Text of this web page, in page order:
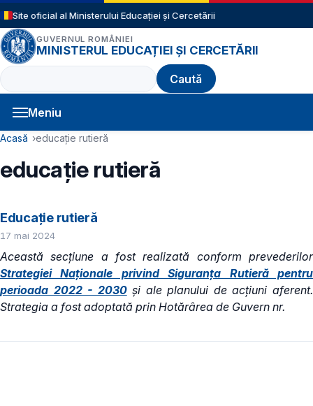
Sari la conținutul principal
Site oficial al Ministerului Educației și Cercetării
GUVERNUL ROMÂNIEI
MINISTERUL EDUCAȚIEI ȘI CERCETĂRII
Caută
Meniu
Navigație principală
Cale de navigare
Acasă educație rutieră
educație rutieră
Educație rutieră
17 mai 2024
Această secțiune a fost realizată conform prevederilor
Strategiei Naționale privind Siguranța Rutieră pentru
perioada 2022 - 2030și ale planului de acțiuni aferent.
Strategia a fost adoptată prin Hotărârea de Guvern nr.